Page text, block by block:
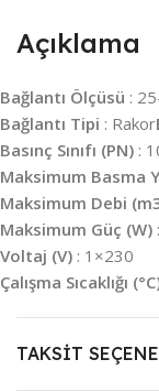
Açıklama
Bağlantı Ölçüsü :
Bağlantı Tipi : Rakor
Basınç Sınıfı (PN) :
Maksimum Basma
Maksimum Debi
Maksimum Güç (W) :
Voltaj (V) : 1×230
Çalışma Sıcaklığı
TAKSIT